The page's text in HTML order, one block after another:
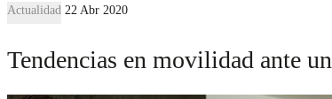
Actualidad 22 Abr 2020
Tendencias en movilidad ante